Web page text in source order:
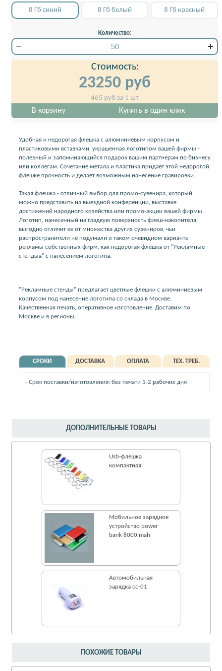
8 Гб синий 8 Гб белый 8 Гб красный
Количество:
Стоимость:
23250 руб
465 руб за 1 шт
В корзину Купить в один клик
Удобная и недорогая флешка с алюминиевым корпусом и
пластиковыми вставками, украшенная логотипом вашей фирмы -
полезный и запоминающийся подарок вашим партнерам по бизнесу
или коллегам. Сочетание метала и пластика придает этой недорогой
флешке прочность и делает возможным нанесение гравировки.
Такая флешка - отличный выбор для промо-сувенира, который
можно представить на выездной конференции, выставке
достижений народного хозяйства или промо-акции вашей фирмы.
Логотип, нанесенный на гладкую поверхность флеш-накопителя,
выгодно отличит ее от множества других сувениров, чьи
распространители не подумали о таком очевидном варианте
рекламы собственных фирм, как недорогая флешка от "Рекламные
стендыа" с нанесением логотипа.
"Рекламные стенды" предлагает цветные флешки с алюминиевым
корпусом под нанесение логотипа со склада в Москве.
Качественная печать, оперативное изготовление. Доставим по
Москве и в регионы.
СРОКИ ДОСТАВКА ОПЛАТА ТЕХ. ТРЕБ.
- Срок поставки/изготовления: без печати 1-2 рабочих дня
ПОХОЖИЕ ТОВАРЫ
ДОПОЛНИТЕЛЬНЫЕ ТОВАРЫ
Usb-флешка
компактная
Мобильное зарядное
устройство power
bank 8000 mah
Автомобильная
зарядка cc-01